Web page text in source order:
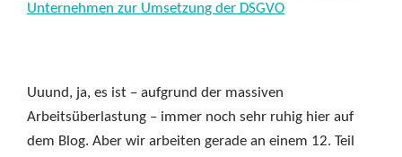
Unternehmen zur Umsetzung der DSGVO
Uuund, ja, es ist – aufgrund der massiven
Arbeitsüberlastung – immer noch sehr ruhig hier auf
dem Blog. Aber wir arbeiten gerade an einem 12. Teil